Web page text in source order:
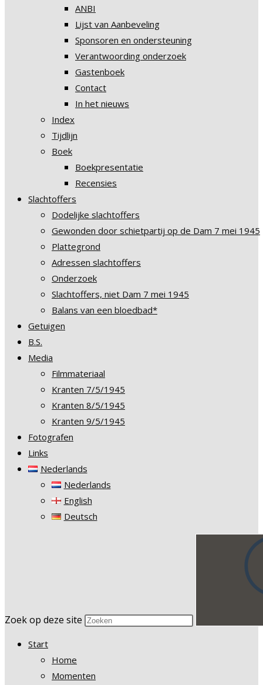
ANBI
Lijst van Aanbeveling
Sponsoren en ondersteuning
Verantwoording onderzoek
Gastenboek
Contact
In het nieuws
Index
Tijdlijn
Boek
Boekpresentatie
Recensies
Slachtoffers
Dodelijke slachtoffers
Gewonden door schietpartij op de Dam 7 mei 1945
Plattegrond
Adressen slachtoffers
Onderzoek
Slachtoffers, niet Dam 7 mei 1945
Balans van een bloedbad*
Getuigen
B.S.
Media
Filmmateriaal
Kranten 7/5/1945
Kranten 8/5/1945
Kranten 9/5/1945
Fotografen
Links
Nederlands
Nederlands
English
Deutsch
Zoek op deze site
Start
Home
Momenten